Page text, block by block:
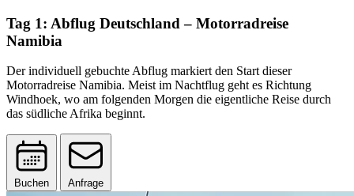
Tag 1: Abflug Deutschland – Motorradreise
Namibia
Der individuell gebuchte Abflug markiert den Start dieser
Motorradreise Namibia. Meist im Nachtflug geht es Richtung
Windhoek, wo am folgenden Morgen die eigentliche Reise durch
das südliche Afrika beginnt.
Buchen Anfrage